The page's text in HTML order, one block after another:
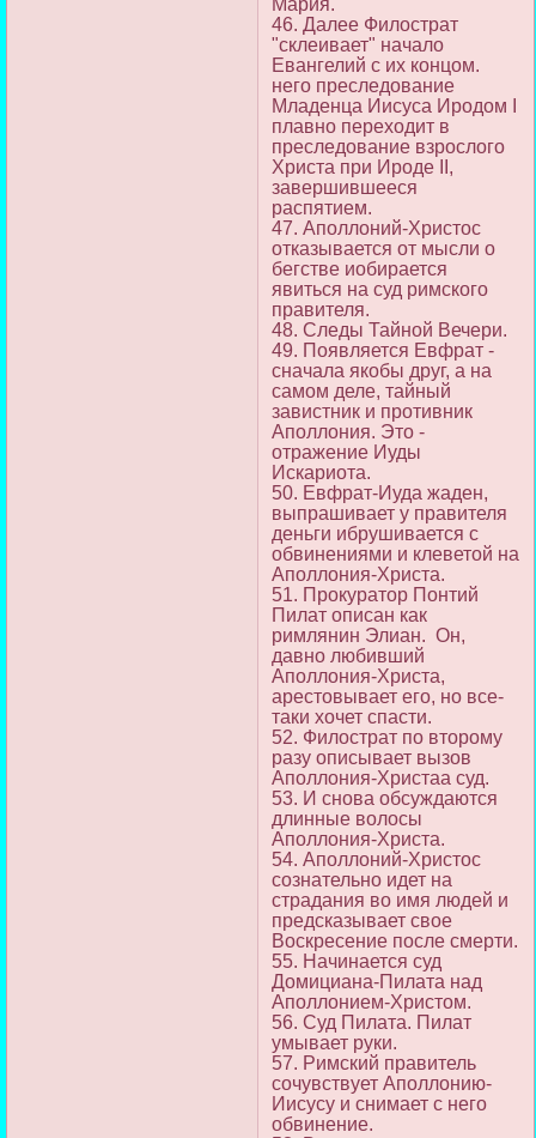
Мария.
46. Далее Филострат
"склеивает" начало
Евангелий с их концом.
него преследование
Младенца Иисуса Иродом I
плавно переходит в
преследование взрослого
Христа при Ироде II,
завершившееся
распятием.
47. Аполлоний-Христос
отказывается от мысли о
бегстве иобирается
явиться на суд римского
правителя.
48. Следы Тайной Вечери.
49. Появляется Евфрат -
сначала якобы друг, а на
самом деле, тайный
завистник и противник
Аполлония. Это -
отражение Иуды
Искариота.
50. Евфрат-Иуда жаден,
выпрашивает у правителя
деньги ибрушивается с
обвинениями и клеветой на
Аполлония-Христа.
51. Прокуратор Понтий
Пилат описан как
римлянин Элиан. Он,
давно любивший
Аполлония-Христа,
арестовывает его, но все-
таки хочет спасти.
52. Филострат по второму
разу описывает вызов
Аполлония-Христаа суд.
53. И снова обсуждаются
длинные волосы
Аполлония-Христа.
54. Аполлоний-Христос
сознательно идет на
страдания во имя людей и
предсказывает свое
Воскресение после смерти.
55. Начинается суд
Домициана-Пилата над
Аполлонием-Христом.
56. Суд Пилата. Пилат
умывает руки.
57. Римский правитель
сочувствует Аполлонию-
Иисусу и снимает с него
обвинение.